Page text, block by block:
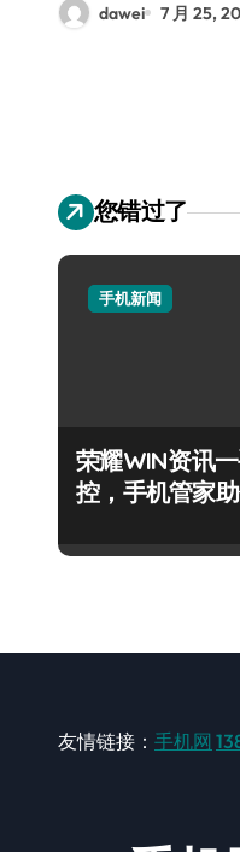
dawei 7 月 25,
您错过了
手机新闻
荣耀WIN资讯
控，手机管家助
友情链接： 手机网